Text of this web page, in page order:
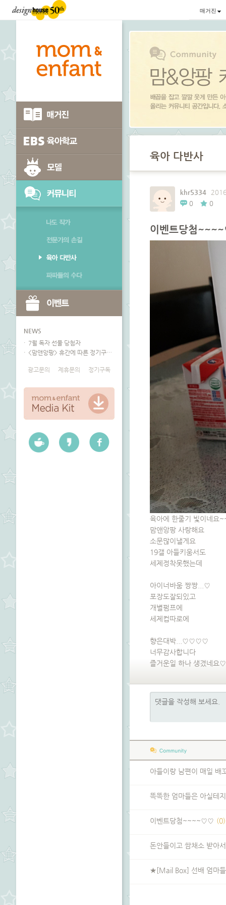
매거진
NEWS
7월 독자 선물 당첨자
<맘앤앙팡> 휴간에 따른 정기구독 안내
광고문의 제휴문의 정기구독
육아 다반사
khr5334
0
0
이벤트당첨
육아에 한줄기 빛이네요
맘앤앙팡 사랑해요
소문많이낼게요
19갤 아들키움서도
세제정착못했는데
아이너바움 짱짱...♡
포장도잘되있고
개별펌프에
세제컵따로에
향은대박...♡♡♡♡
너무감사합니다
즐거운일 하나 생겼네요♡
아들이랑 남편이 매일 배
똑똑한 엄마들은 아실테
이벤트당첨~~~~♡♡ (0)
돈안들이고 쌈채소 받아
★[Mail Box] 선배 엄마